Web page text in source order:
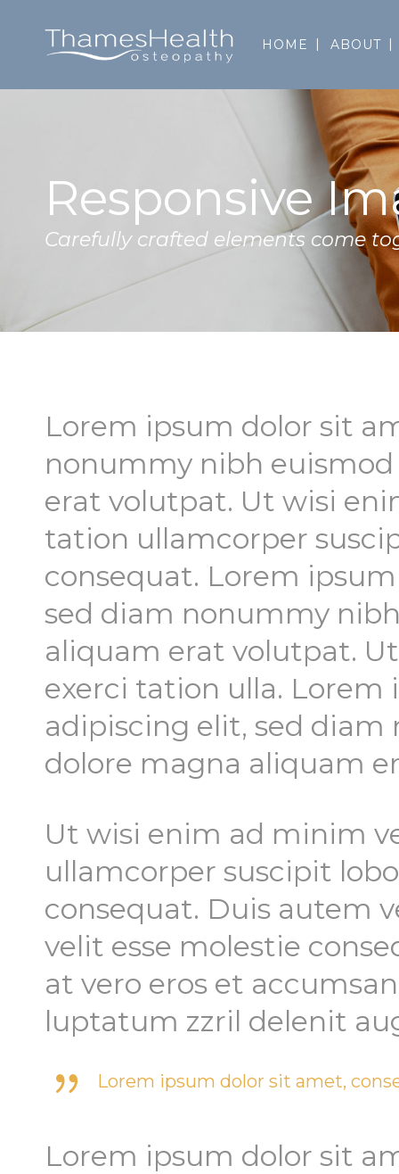
HOME ABOUT
Responsive
Carefully crafted elements come
Lorem ipsum dolor sit
nonummy nibh
erat volutpat. Ut wisi
tation ullamcorper
consequat. Lorem
sed diam nonummy
aliquam erat volutpat.
exerci tation ulla.
adipiscing elit, sed
dolore magna aliquam
Ut wisi enim ad minim
ullamcorper suscipit
consequat. Duis autem
velit esse molestie
at vero eros et
luptatum zzril delenit
Lorem ipsum dolor sit amet,
Lorem ipsum dolor sit